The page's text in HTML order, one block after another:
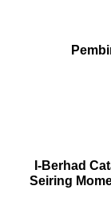
I-Berhad
Seiring